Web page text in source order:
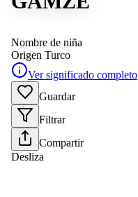
Nombre de niña
Origen Turco
Ver significado completo
Guardar
Filtrar
Compartir
Desliza